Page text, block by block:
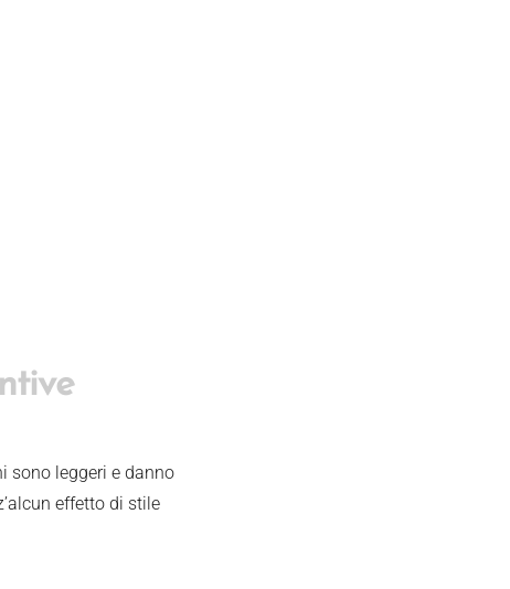
sono leggeri e danno
effetto di stile